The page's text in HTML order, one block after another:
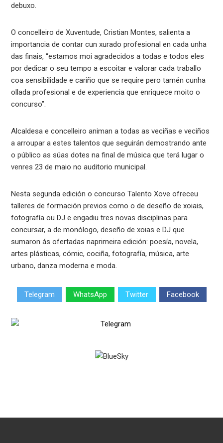
debuxo.
O concelleiro de Xuventude, Cristian Montes, salienta a
importancia de contar cun xurado profesional en cada unha
das finais, “estamos moi agradecidos a todas e todos eles
por dedicar o seu tempo a escoitar e valorar cada traballo
coa sensibilidade e cariño que se require pero tamén cunha
ollada profesional e de experiencia que enriquece moito o
concurso”.
Alcaldesa e concelleiro animan a todas as veciñas e veciños
a arroupar a estes talentos que seguirán demostrando ante
o público as súas dotes na final de música que terá lugar o
venres 23 de maio no auditorio municipal.
Nesta segunda edición o concurso Talento Xove ofreceu
talleres de formación previos como o de deseño de xoiais,
fotografía ou DJ e engadiu tres novas disciplinas para
concursar, a de monólogo, deseño de xoias e DJ que
sumaron ás ofertadas naprimeira edición: poesía, novela,
artes plásticas, cómic, cociña, fotografía, música, arte
urbano, danza moderna e moda.
Telegram WhatsApp Twitter Facebook